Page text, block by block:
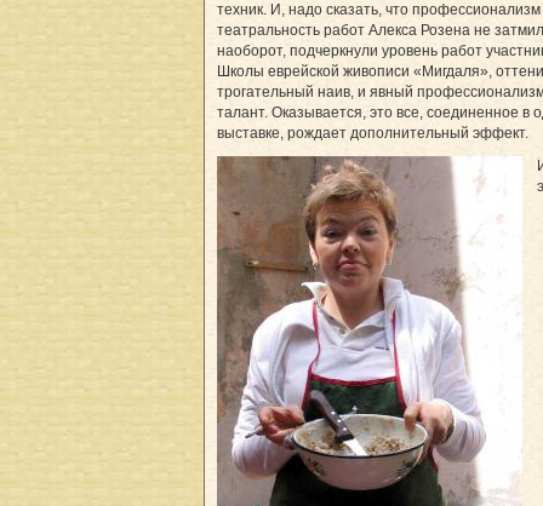
техник. И, надо сказать, что
театральность работ Алекса Розена не
наоборот, подчеркнули уровень работ
Школы еврейской живописи «Мигдаля»,
трогательный наив, и явный
талант. Оказывается, это все, соединенное в
выставке, рождает дополнительный эффект.